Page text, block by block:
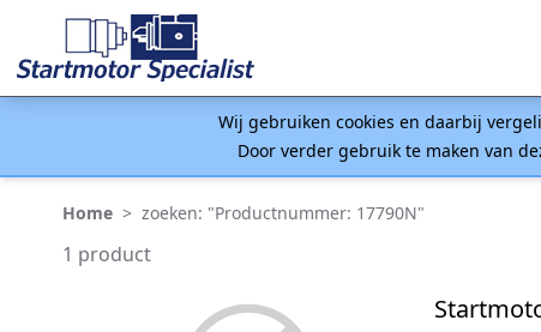
Wij gebruiken cookies en daarbij
Door verder gebruik te maken van
Home > zoeken: "Productnummer: 17790N"
1 product